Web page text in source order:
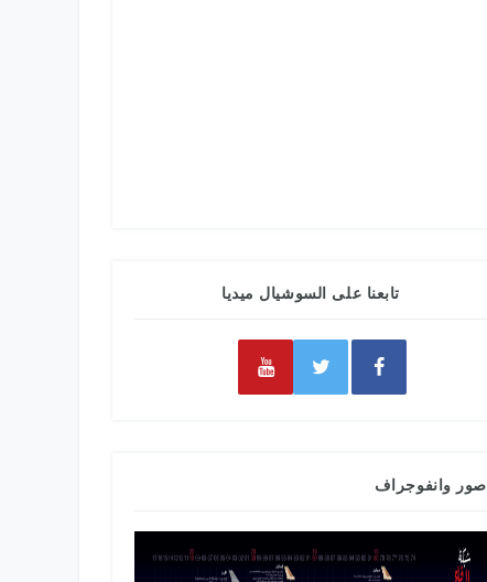
تابعنا على السوشيال ميديا
صور وانفوجراف